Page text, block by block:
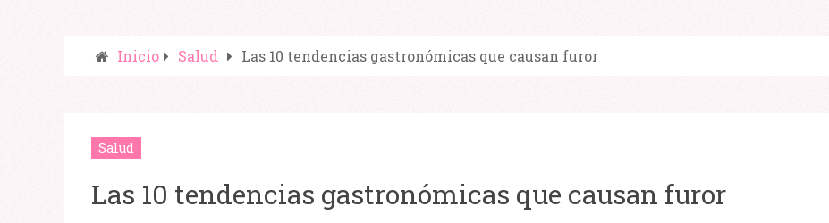
Inicio Salud Las 10 tendencias gastronómicas que causan furor
Salud
Las 10 tendencias gastronómicas que causan furor